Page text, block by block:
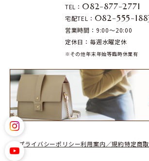
TEL： 082-877-2771
宅配TEL： 082-555-
営業時間：9:00～20:00
定休日：毎週水曜定休
※その他年末年始等臨時休業有
プライバシーポリシー利用案内／規約特定商